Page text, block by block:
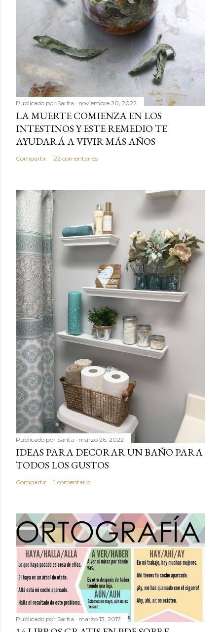
Publicado por Sarita noviembre 20, 2022
LA MUERTE COMIENZA EN LOS
INTESTINOS Y ESTE REMEDIO TE
AYUDARÁ A VIVIR MÁS AÑOS
Compartir 22 comentarios
Publicado por Sarita marzo 26, 2022
IDEAS PARA DECORAR UN BAÑO PARA
TODOS LOS GUSTOS
Compartir 1 comentario
Publicado por Sarita marzo 13, 2017